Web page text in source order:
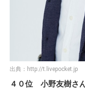
出典： http://t.livepocket.jp
４０位 小野友樹さ